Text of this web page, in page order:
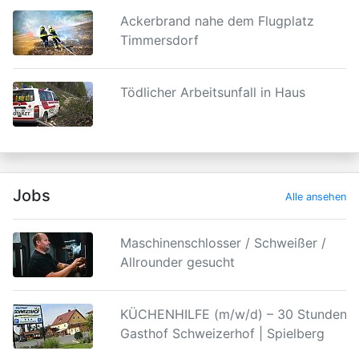
Ackerbrand nahe dem Flugplatz
Timmersdorf
Tödlicher Arbeitsunfall in Haus
Jobs Alle ansehen
Maschinenschlosser / Schweißer /
Allrounder gesucht
KÜCHENHILFE (m/w/d) – 30 Stunden |
Gasthof Schweizerhof | Spielberg